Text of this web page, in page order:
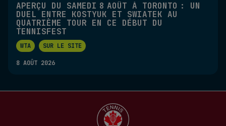
APERÇU DU SAMEDI 8 AOÛT À TORONTO : UN
DUEL ENTRE KOSTYUK ET SWIATEK AU
QUATRIÈME TOUR EN CE DÉBUT DU
TENNISFEST
WTA SUR LE SITE
8 AOÛT 2026